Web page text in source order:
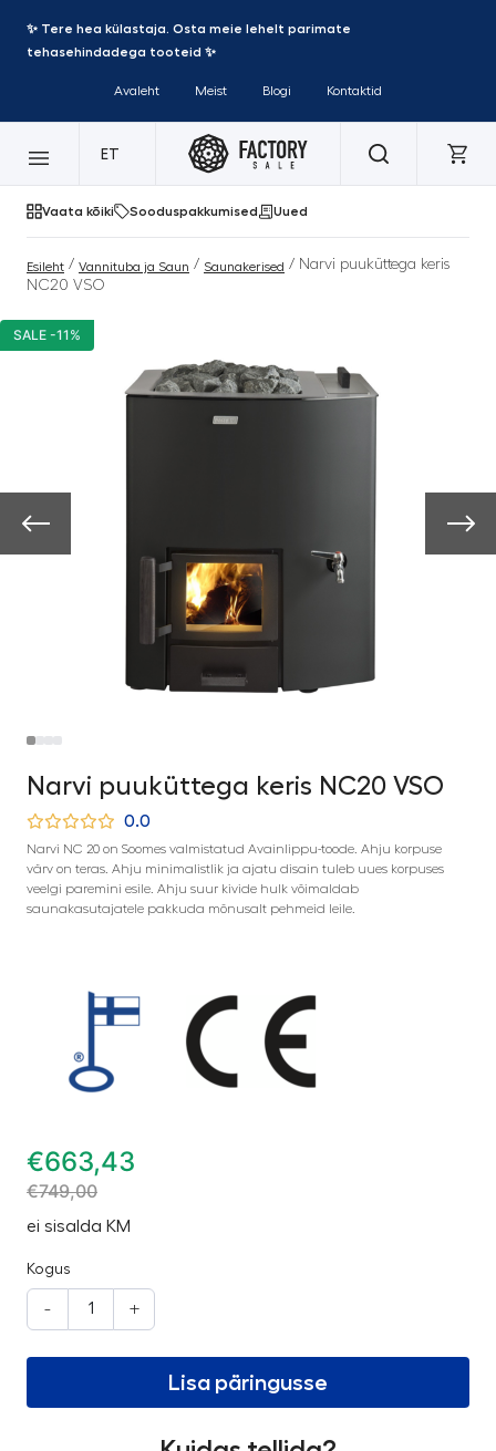
✨ Tere hea külastaja. Osta meie lehelt parimate
tehasehindadega tooteid ✨
Avaleht Meist Blogi Kontaktid
ET
Vaata kõiki Sooduspakkumised Uued
Esileht / Vannituba ja Saun / Saunakerised / Narvi puuküttega keris
NC20 VSO
SALE -11%
Narvi puuküttega keris NC20 VSO
0.0
Narvi NC 20 on Soomes valmistatud Avainlippu-toode. Ahju korpuse
värv on teras. Ahju minimalistlik ja ajatu disain tuleb uues korpuses
veelgi paremini esile. Ahju suur kivide hulk võimaldab
saunakasutajatele pakkuda mõnusalt pehmeid leile.
€663,43
€749,00
ei sisalda KM
Kogus
- +
Lisa päringusse